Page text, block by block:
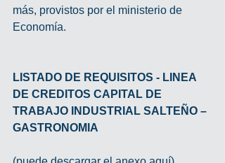
más, provistos por el ministerio de
Economía.
LISTADO DE REQUISITOS - LINEA
DE CREDITOS CAPITAL DE
TRABAJO INDUSTRIAL SALTEÑO –
GASTRONOMIA